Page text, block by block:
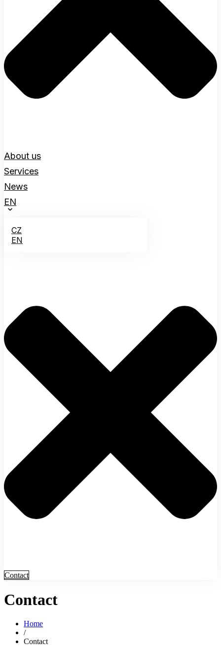
About us
Services
News
EN
CZ
EN
Contact
Contact
Home
/
Contact